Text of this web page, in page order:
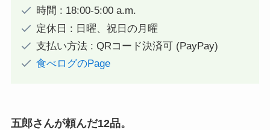
時間 : 18:00-5:00 a.m.
定休日 : 日曜、祝日の月曜
支払い方法 : QRコード決済可 (PayPay)
食べログのPage
五郎さんが頼んだ12品。